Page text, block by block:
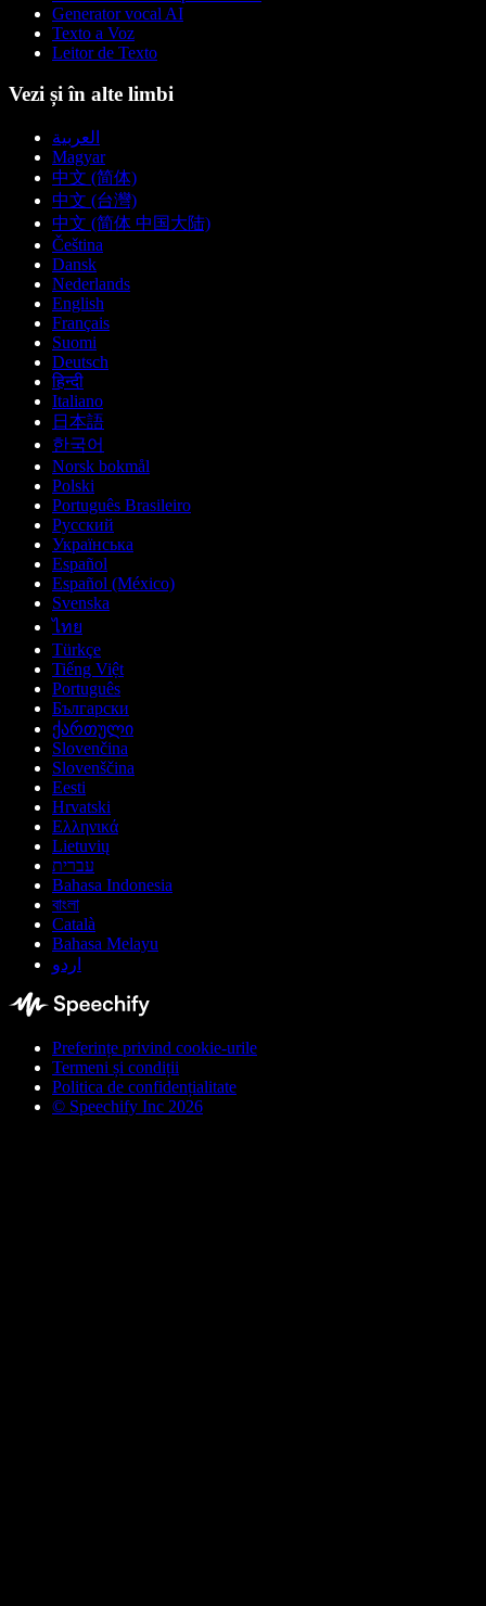
Generator vocal AI
Texto a Voz
Leitor de Texto
Vezi și în alte limbi
العربية
Magyar
中文 (简体)
中文 (台灣)
中文 (简体 中国大陆)
Čeština
Dansk
Nederlands
English
Français
Suomi
Deutsch
हिन्दी
Italiano
日本語
한국어
Norsk bokmål
Polski
Português Brasileiro
Русский
Українська
Español
Español (México)
Svenska
ไทย
Türkçe
Tiếng Việt
Português
Български
ქართული
Slovenčina
Slovenščina
Eesti
Hrvatski
Ελληνικά
Lietuvių
עברית
Bahasa Indonesia
বাংলা
Català
Bahasa Melayu
اردو
Preferințe privind cookie-urile
Termeni și condiții
Politica de confidențialitate
© Speechify Inc 2026